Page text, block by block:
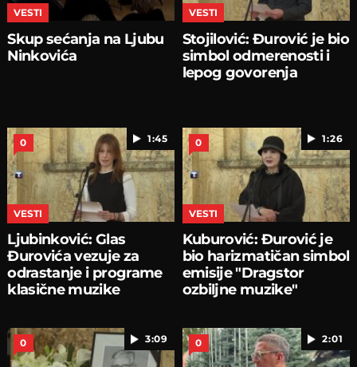
VESTI
Skup sećanja na Ljubu
Ninkovića
VESTI
Stojilović: Đurović je bio
simbol odmerenosti i
lepog govorenja
1:45
0
VESTI
Ljubinković: Glas
Đurovića vezuje za
odrastanje i programe
klasične muzike
1:26
0
VESTI
Kuburović: Đurović je
bio harizmatičan simbol
emisije "Dragstor
ozbiljne muzike"
3:09
0 2:01
0